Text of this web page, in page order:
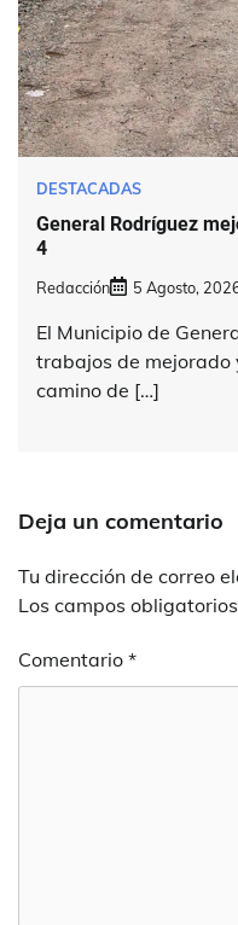
DESTACADAS
General Rodríguez
4
Redacción 5 Agosto,
El Municipio de
trabajos de mejorado
camino de […]
Deja un comentario
Tu dirección de correo
Los campos
Comentario *